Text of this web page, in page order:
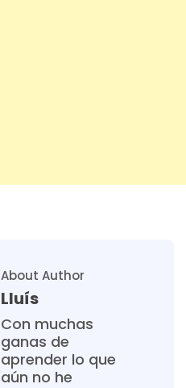
About Author
Lluís
Con muchas
ganas de
aprender lo que
aún no he